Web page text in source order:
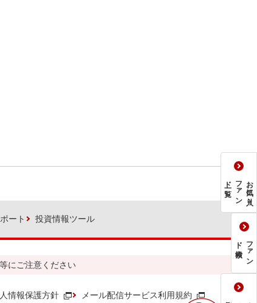
お気に入り
フ
ァ
ン
ド
一覧
フ
ァ
ン
ド
検索
ご質問
ート 投資情報ツール
にご注意ください
情報保護方針 メール配信サービス利用規約